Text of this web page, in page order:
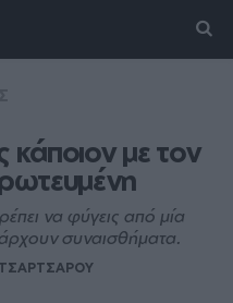
κάποιον με τον
να φύγεις από μία
συναισθήματα.